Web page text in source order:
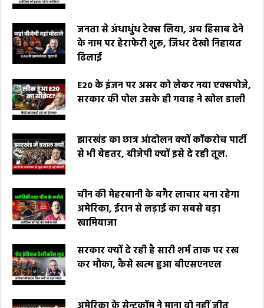
जनता से अंधाधुंध टेक्स लिया, अब हिसाब देने
के नाम पर हेराफेरी शुरू, जिधर देखो निहायत
ढिलाई
E20 के इंजन पर असर को लेकर नया एक्सपोजे,
सरकार की पोल उसके ही गवाह ने खोल डाली
झारखंड का छात्र आंदोलन क्यों कॉकरोच पार्टी
से भी बेहतर, बीजेपी क्यों इसे दे रही तूल.
चीन की मेहरबानी के बगैर लाचार बना रहेगा
अमेरिका, ईरान से लड़ाई का सबसे बड़ा
खामियाजा
सरकार क्यों दे रही है सारी शर्म ताक पर रख
कर मौका, कैसे खत्म हुआ बीएसएनएल